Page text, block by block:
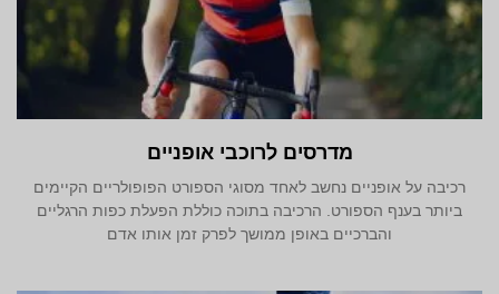
מדרסים לרוכבי אופניים
רכיבה על אופניים נחשב לאחד מסוגי הספורט הפופולריים הקיימים
ביותר בענף הספורט. הרכיבה בתוכה כוללת הפעלת כפות הרגליים
והברכיים באופן ממושך לפרק זמן אותו אדם